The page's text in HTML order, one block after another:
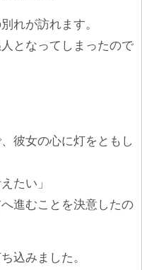
れが訪れます。
となってしまったので
彼女の心に灯をともし
たい」
進むことを決意したの
込みました。